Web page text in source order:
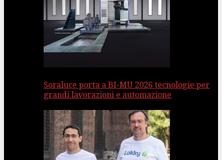
Soraluce porta a BI-MU 2026 tecnologie per
grandi lavorazioni e automazione